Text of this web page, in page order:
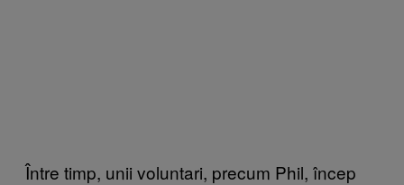
Între timp, unii voluntari, precum Phil, încep